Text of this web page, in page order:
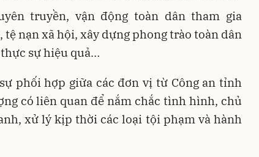
truyền, vận động toàn dân tham gia
nạn xã hội, xây dựng phong trào toàn dân
sự hiệu quả…
phối hợp giữa các đơn vị từ Công an tỉnh
có liên quan để nắm chắc tình hình, chủ
xử lý kịp thời các loại tội phạm và hành